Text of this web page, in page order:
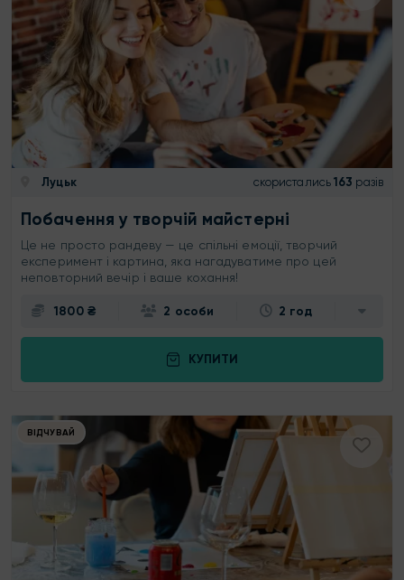
Луцьк скористались 163 разів
Побачення у творчій майстерні
Це не просто рандеву — це спільні емоції, творчий
експеримент і картина, яка нагадуватиме про цей
неповторний вечір і ваше кохання!
1800 ₴ 2 особи 2 год
КУПИТИ
ВІДЧУВАЙ